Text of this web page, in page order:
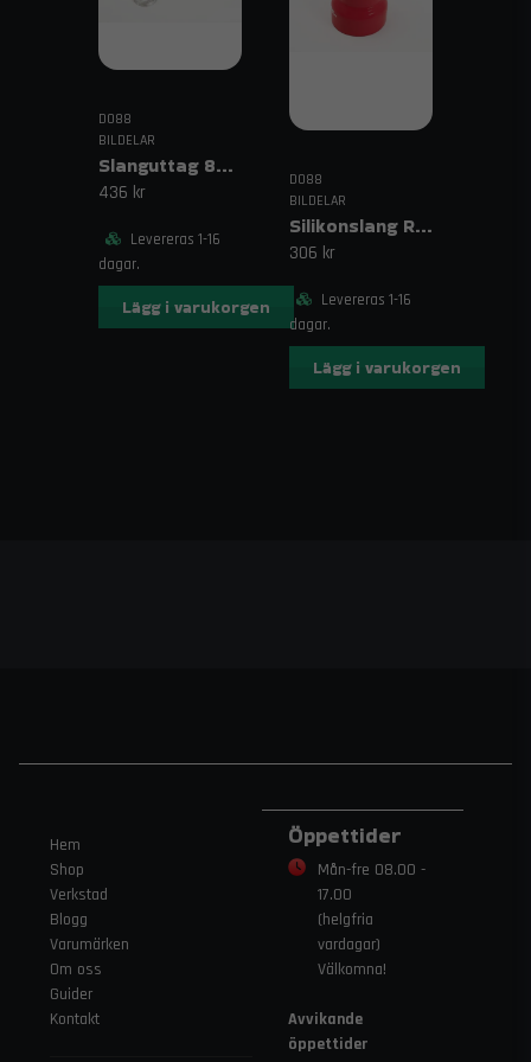
DO88
BILDELAR
Slanguttag 8mm (5/16")
436 kr
Levereras 1-16
dagar.
Lägg i varukorgen
DO88
BILDELAR
Silikonslang Röd 3–4" (76–102mm)
306 kr
Levereras 1-16
dagar.
Lägg i varukorgen
Hem
Shop
Verkstad
Blogg
Varumärken
Om oss
Guider
Kontakt
Öppettider
Mån-fre 08.00 -
17.00
(helgfria
vardagar)
Välkomna!
Avvikande
öppettider